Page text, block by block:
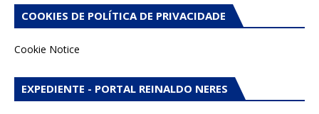
COOKIES DE POLÍTICA DE PRIVACIDADE
Cookie Notice
EXPEDIENTE - PORTAL REINALDO NERES